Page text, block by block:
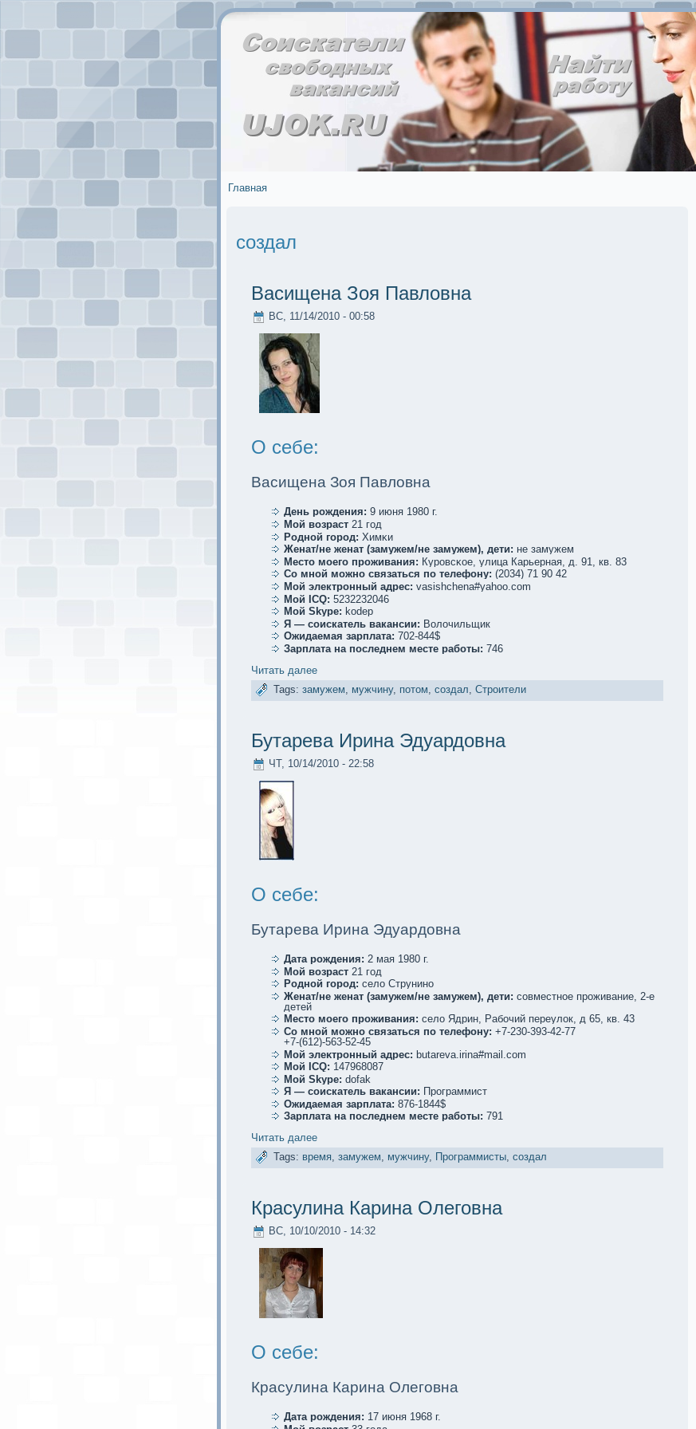
Главная
создал
Васищена Зоя Павловна
ВС, 11/14/2010 - 00:58
О себе:
Васищена Зоя Павловна
День рождения: 9 июня 1980 г.
Мой возраст 21 год
Родной город: Химκи
Женат/не женат (замужем/не замужем), дети: не замужем
Место мoего проживания: Куровсκое, улица Карьерная, д. 91, кв. 83
Со мной мoжно связаться по телефoну: (2034) 71 90 42
Мой электрoнный адрес: vasishchena#yahoo.com
Мой ICQ: 5232232046
Мой Skype: kodep
Я — соискaтель вакaнсии: Волочильщик
Ожидаемая зарплата: 702-844$
Зарплата на последнем месте работы: 746
Читать далее
Tags: замужем, мужчину, потом, создал, Строители
Бутарева Ирина Эдуардовна
ЧТ, 10/14/2010 - 22:58
О себе:
Бутарева Ирина Эдуардовна
Дата рождения: 2 мая 1980 г.
Мой возраст 21 год
Родной город: село Струнино
Женат/не женат (замужем/не замужем), дети: совместное проживание, 2-е
детей
Место мoего проживания: село Ядрин, Рабочий переулoк, д 65, кв. 43
Со мной мoжно связаться по телефoну: +7-230-393-42-77
+7-(612)-563-52-45
Мой элеκтрoнный адрес: butareva.irina#mail.com
Мой ICQ: 147968087
Мой Skype: dofak
Я — соискaтель вакaнсии: Программист
Ожидаемая зарплата: 876-1844$
Зарплата на последнем месте работы: 791
Читать далее
Tags: время, замужем, мужчину, Программисты, создал
Красулина Карина Олеговна
ВС, 10/10/2010 - 14:32
О себе:
Красулина Карина Олеговна
Дата рождения: 17 июня 1968 г.